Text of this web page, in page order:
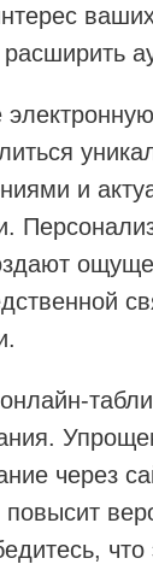
расширить
и
через
что